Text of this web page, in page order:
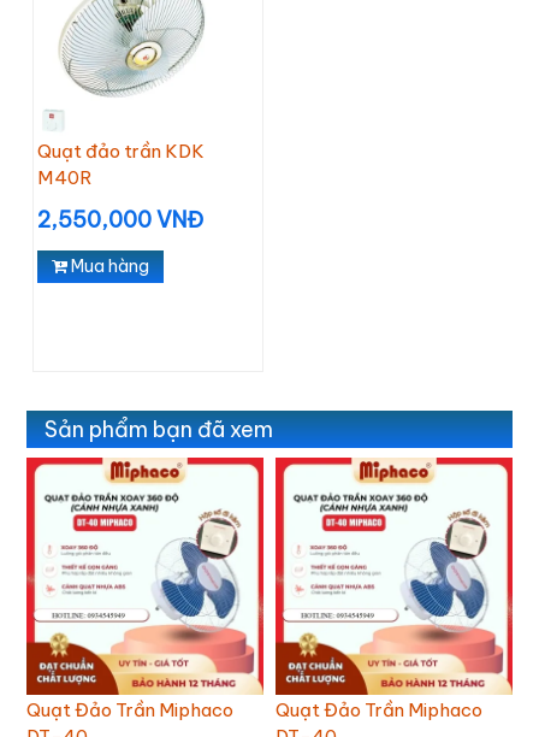
Quạt đảo trần KDK
M40R
2,550,000 VNĐ
Mua hàng
Sản phẩm bạn đã xem
Quạt Đảo Trần Miphaco
Quạt Đảo Trần Miphaco